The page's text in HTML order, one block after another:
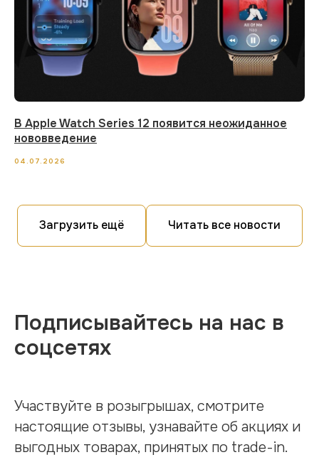
В Apple Watch Series 12 появится неожиданное
нововведение
04.07.2026
Загрузить ещё Читать все новости
Подписывайтесь на нас в
соцсетях
Участвуйте в розыгрышах, смотрите
настоящие отзывы, узнавайте об акциях и
выгодных товарах, принятых по trade-in.